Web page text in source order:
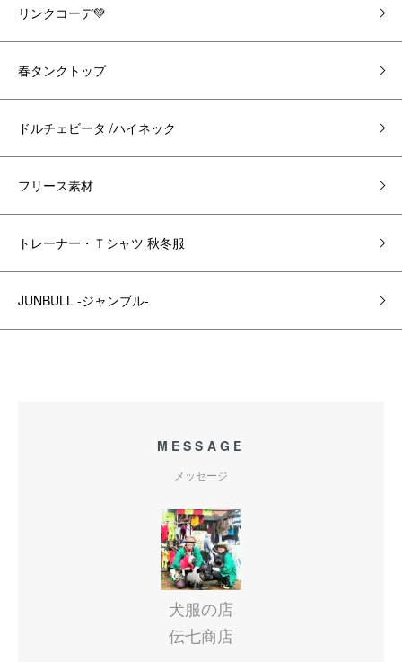
リンクコーデ💚
春タンクトップ
ドルチェビータ /ハイネック
フリース素材
トレーナー・Ｔシャツ 秋冬服
JUNBULL -ジャンブル-
MESSAGE
メッセージ
犬服の店
伝七商店